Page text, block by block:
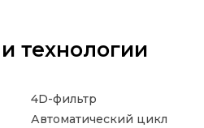
технологии
4D-фильтр
Автоматический цикл